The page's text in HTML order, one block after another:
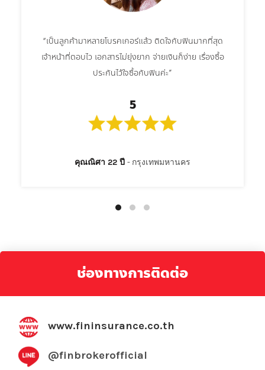
“เป็นลูกค้ามาหลายโบรคเกอร์แล้ว ติดใจกับฟินมากที่สุด
เจ้าหน้าที่ตอบไว เอกสารไม่ยุ่งยาก จ่ายเงินก็ง่าย เรื่องซื้อ
ประกันไว้ใจซื้อกับฟินค่ะ”
5
คุณณิศา 22 ปี กรุงเทพมหานคร
ช่องทางการติดต่อ
www.fininsurance.co.th
@finbrokerofficial